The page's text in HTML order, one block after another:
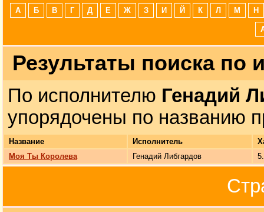
А Б В Г Д Е Ж З И Й К Л М Н
Результаты поиска по
По исполнителю Генадий
упорядочены по названию
Название Исполнитель
Моя Ты Королева
Генадий Либгардов